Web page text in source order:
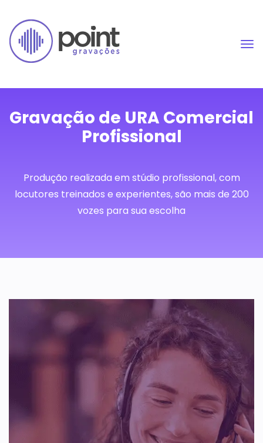
Gravação de URA Comercial
Profissional
Produção realizada em stúdio profissional, com
locutores treinados e experientes, são mais de 200
vozes para sua escolha